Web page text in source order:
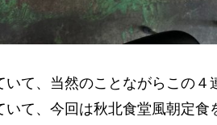
て、当然のことながらこの４
て、今回は秋北食堂風朝定食